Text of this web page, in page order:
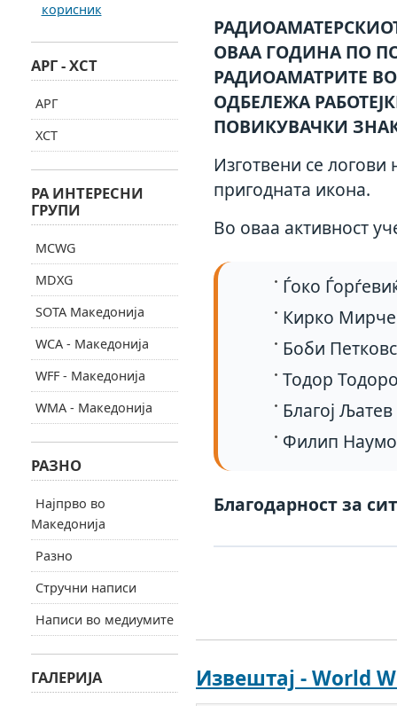
ОВАА ГОДИНА ПО
РАДИОАМАТРИТЕ ВО
ОДБЕЛЕЖА
ПОВИКУВАЧКИ ЗНАК
Изготвени се логови
пригодната икона.
Во оваа активност
Ѓоко
Кирко
Боби
Тодор
Благој
Филип
Благодарност за
Извештај - World
корисник
АРГ - ХСТ
АРГ
ХСТ
РА ИНТЕРЕСНИ
ГРУПИ
MCWG
MDXG
SOTA Македонија
WCA - Македонија
WFF - Македонија
WMA - Македонија
РАЗНО
Најпрво во
Македонија
Разно
Стручни написи
Написи во медиумите
ГАЛЕРИЈА